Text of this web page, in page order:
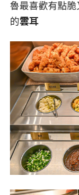
魯最喜歡有點
的雲耳